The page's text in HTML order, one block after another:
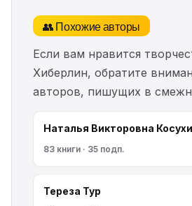
👥 Похожие авторы
Если вам нравится
Хиберлин, обратите
авторов, пишущих в
Наталья Викторовна
83 книги · 35 подп.
Тереза Тур